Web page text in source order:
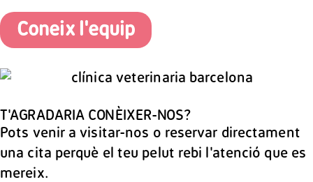
Coneix l'equip
T'AGRADARIA CONÈIXER-NOS?
Pots venir a visitar-nos o reservar directament
una cita perquè el teu pelut rebi l'atenció que es
mereix.